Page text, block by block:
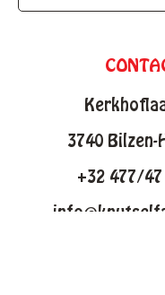
3740 Bilzen-
+32 477/47